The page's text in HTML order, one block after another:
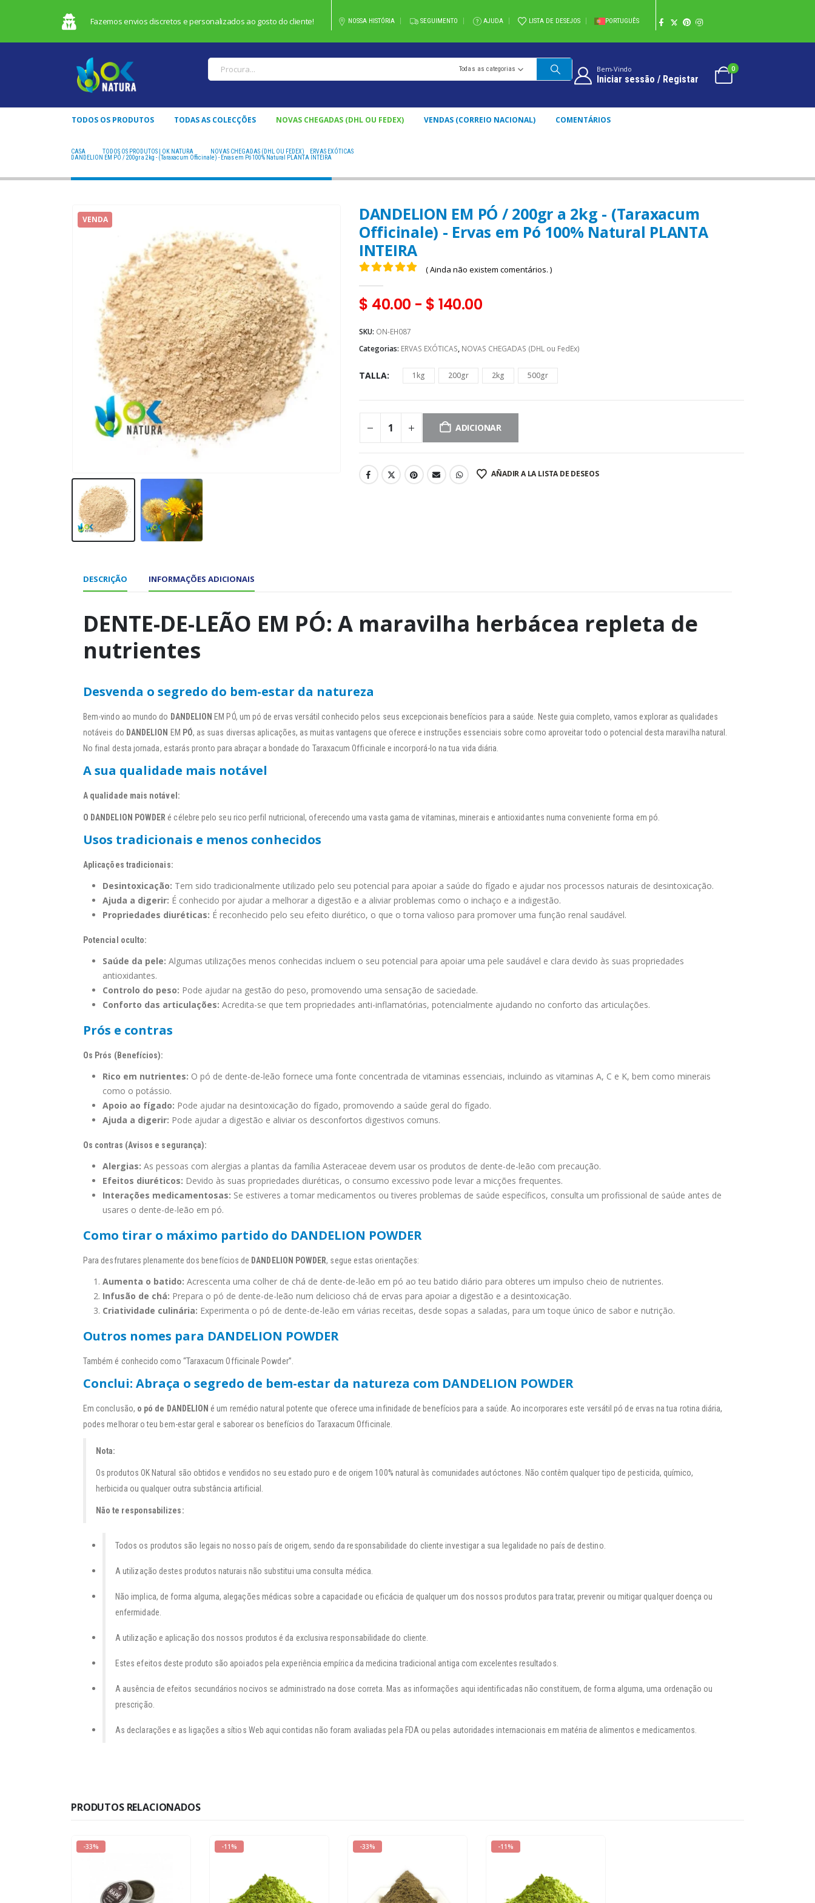
Fazemos envios discretos e personalizados ao gosto do cliente! NOSSA HISTÓRIA SEGUIMENTO AJUDA LISTA DE DESEJOS PORTUGUÊS
Todas as categorias Bem-Vindo
Iniciar sessão / Registar
0
TODOS OS PRODUTOS TODAS AS COLECÇÕES NOVAS CHEGADAS (DHL OU FEDEX) VENDAS (CORREIO NACIONAL) COMENTÁRIOS
CASA TODOS OS PRODUTOS | OK NATURA NOVAS CHEGADAS (DHL OU FEDEX) ERVAS EXÓTICAS
DANDELION EM PÓ / 200gr a 2kg - (Taraxacum Officinale) - Ervas em Pó 100% Natural PLANTA INTEIRA
VENDA
DANDELION EM PÓ / 200gr a 2kg - (Taraxacum
Officinale) - Ervas em Pó 100% Natural PLANTA
INTEIRA
( Ainda não existem comentários. )
$ 40.00 - $ 140.00
SKU: ON-EH087
Categorias: ERVAS EXÓTICAS, NOVAS CHEGADAS (DHL ou FedEx)
TALLA 1kg 200gr 2kg 500gr
ADICIONAR
AÑADIR A LA LISTA DE DESEOS
DESCRIÇÃO INFORMAÇÕES ADICIONAIS
DENTE-DE-LEÃO EM PÓ: A maravilha herbácea repleta de
nutrientes
Desvenda o segredo do bem-estar da natureza
Bem-vindo ao mundo do DANDELION EM PÓ, um pó de ervas versátil conhecido pelos seus excepcionais benefícios para a saúde. Neste guia completo, vamos explorar as qualidades
notáveis do DANDELION EM PÓ, as suas diversas aplicações, as muitas vantagens que oferece e instruções essenciais sobre como aproveitar todo o potencial desta maravilha natural.
No final desta jornada, estarás pronto para abraçar a bondade do Taraxacum Officinale e incorporá-lo na tua vida diária.
A sua qualidade mais notável
A qualidade mais notável:
O DANDELION POWDER é célebre pelo seu rico perfil nutricional, oferecendo uma vasta gama de vitaminas, minerais e antioxidantes numa conveniente forma em pó.
Usos tradicionais e menos conhecidos
Aplicações tradicionais:
Desintoxicação: Tem sido tradicionalmente utilizado pelo seu potencial para apoiar a saúde do fígado e ajudar nos processos naturais de desintoxicação.
Ajuda a digerir: É conhecido por ajudar a melhorar a digestão e a aliviar problemas como o inchaço e a indigestão.
Propriedades diuréticas: É reconhecido pelo seu efeito diurético, o que o torna valioso para promover uma função renal saudável.
Potencial oculto:
Saúde da pele: Algumas utilizações menos conhecidas incluem o seu potencial para apoiar uma pele saudável e clara devido às suas propriedades
antioxidantes.
Controlo do peso: Pode ajudar na gestão do peso, promovendo uma sensação de saciedade.
Conforto das articulações: Acredita-se que tem propriedades anti-inflamatórias, potencialmente ajudando no conforto das articulações.
Prós e contras
Os Prós (Benefícios):
Rico em nutrientes: O pó de dente-de-leão fornece uma fonte concentrada de vitaminas essenciais, incluindo as vitaminas A, C e K, bem como minerais
como o potássio.
Apoio ao fígado: Pode ajudar na desintoxicação do fígado, promovendo a saúde geral do fígado.
Ajuda a digerir: Pode ajudar a digestão e aliviar os desconfortos digestivos comuns.
Os contras (Avisos e segurança):
Alergias: As pessoas com alergias a plantas da família Asteraceae devem usar os produtos de dente-de-leão com precaução.
Efeitos diuréticos: Devido às suas propriedades diuréticas, o consumo excessivo pode levar a micções frequentes.
Interações medicamentosas: Se estiveres a tomar medicamentos ou tiveres problemas de saúde específicos, consulta um profissional de saúde antes de
usares o dente-de-leão em pó.
Como tirar o máximo partido do DANDELION POWDER
Para desfrutares plenamente dos benefícios de DANDELION POWDER, segue estas orientações:
Aumenta o batido: Acrescenta uma colher de chá de dente-de-leão em pó ao teu batido diário para obteres um impulso cheio de nutrientes.
Infusão de chá: Prepara o pó de dente-de-leão num delicioso chá de ervas para apoiar a digestão e a desintoxicação.
Criatividade culinária: Experimenta o pó de dente-de-leão em várias receitas, desde sopas a saladas, para um toque único de sabor e nutrição.
Outros nomes para DANDELION POWDER
Também é conhecido como “Taraxacum Officinale Powder”.
Conclui: Abraça o segredo de bem-estar da natureza com DANDELION POWDER
Em conclusão, o pó de DANDELION é um remédio natural potente que oferece uma infinidade de benefícios para a saúde. Ao incorporares este versátil pó de ervas na tua rotina diária,
podes melhorar o teu bem-estar geral e saborear os benefícios do Taraxacum Officinale.
Nota:
Os produtos OK Natural são obtidos e vendidos no seu estado puro e de origem 100% natural às comunidades autóctones. Não contêm qualquer tipo de pesticida, químico,
herbicida ou qualquer outra substância artificial.
Não te responsabilizes:
Todos os produtos são legais no nosso país de origem, sendo da responsabilidade do cliente investigar a sua legalidade no país de destino.
A utilização destes produtos naturais não substitui uma consulta médica.
Não implica, de forma alguma, alegações médicas sobre a capacidade ou eficácia de qualquer um dos nossos produtos para tratar, prevenir ou mitigar qualquer doença ou
enfermidade.
A utilização e aplicação dos nossos produtos é da exclusiva responsabilidade do cliente.
Estes efeitos deste produto são apoiados pela experiência empírica da medicina tradicional antiga com excelentes resultados.
A ausência de efeitos secundários nocivos se administrado na dose correta. Mas as informações aqui identificadas não constituem, de forma alguma, uma ordenação ou
prescrição.
As declarações e as ligações a sítios Web aqui contidas não foram avaliadas pela FDA ou pelas autoridades internacionais em matéria de alimentos e medicamentos.
PRODUTOS RELACIONADOS
-33% -11% -33% -11%